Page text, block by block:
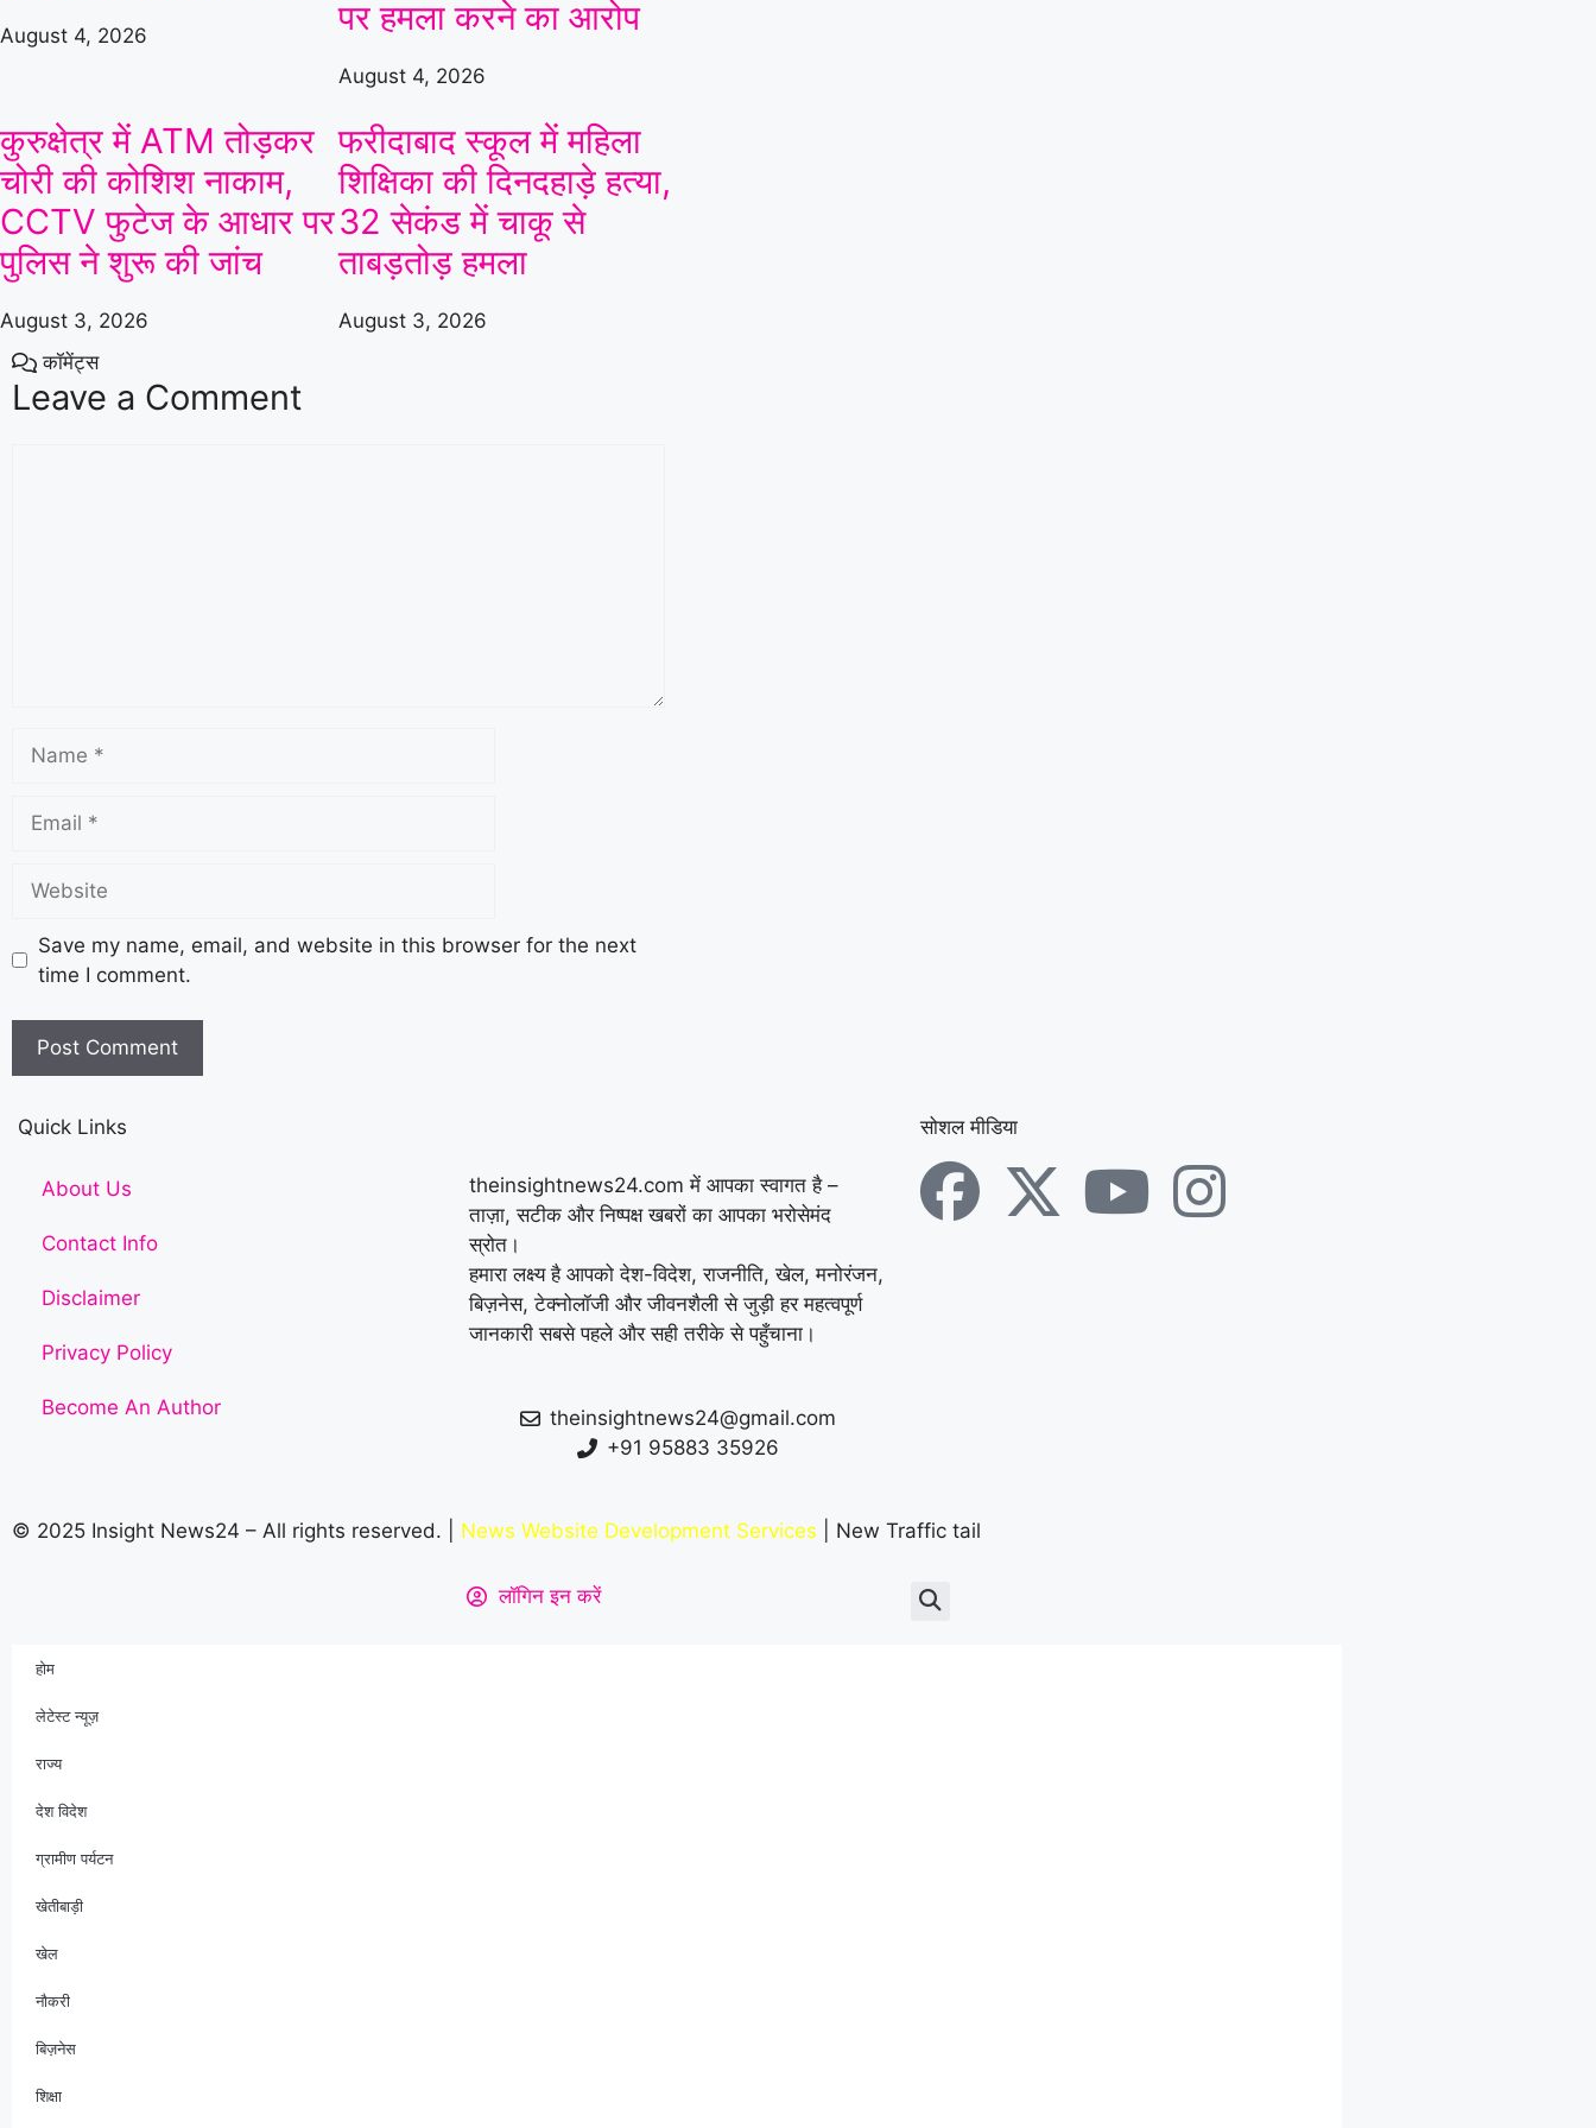
August 4, 2026
पर हमला करने का आरोप
August 4, 2026
कुरुक्षेत्र में ATM तोड़कर
चोरी की कोशिश नाकाम,
CCTV फुटेज के आधार पर
पुलिस ने शुरू की जांच
August 3, 2026
फरीदाबाद स्कूल में महिला
शिक्षिका की दिनदहाड़े हत्या,
32 सेकंड में चाकू से
ताबड़तोड़ हमला
August 3, 2026
कॉमेंट्स
Leave a Comment
Save my name, email, and website in this browser for the next
time I comment.
Quick Links
About Us
Contact Info
Disclaimer
Privacy Policy
Become An Author
theinsightnews24.com में आपका स्वागत है –
ताज़ा, सटीक और निष्पक्ष खबरों का आपका भरोसेमंद
स्रोत।
हमारा लक्ष्य है आपको देश-विदेश, राजनीति, खेल, मनोरंजन,
बिज़नेस, टेक्नोलॉजी और जीवनशैली से जुड़ी हर महत्वपूर्ण
जानकारी सबसे पहले और सही तरीके से पहुँचाना।
theinsightnews24@gmail.com
+91 95883 35926
सोशल मीडिया
© 2025 Insight News24 – All rights reserved. | News Website Development Services | New Traffic tail
लॉगिन इन करें
होम
लेटेस्ट न्यूज़
राज्य
देश विदेश
ग्रामीण पर्यटन
खेतीबाड़ी
खेल
नौकरी
बिज़नेस
शिक्षा